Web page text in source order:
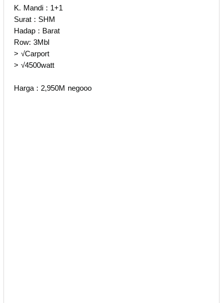
K. Mandi : 1+1
Surat : SHM
Hadap : Barat
Row: 3Mbl
> √Carport
> √4500watt
Harga : 2,950M negooo